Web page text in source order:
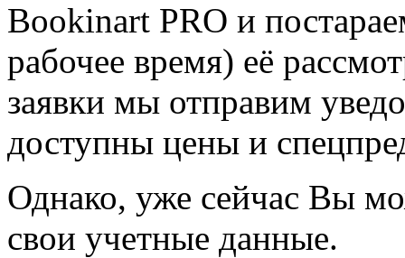
Bookinart PRO и
рабочее время) её
заявки мы отправим
доступны цены и
Однако, уже сейчас Вы
свои учетные данные.